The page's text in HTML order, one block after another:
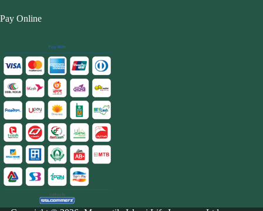
Pay Online